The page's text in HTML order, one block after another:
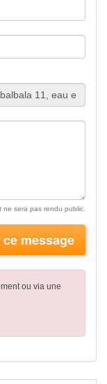
sera pas rendu public.
message
ou via une